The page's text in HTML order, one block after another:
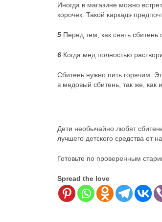
Иногда в магазине можно
корочек. Такой каркадэ
5 Перед тем, как снять сбитень
6 Когда мед полностью
Сбитень нужно пить горячим.
в медовый сбитень, так же, как
Дети необычайно любят
лучшего детского средства от
Готовьте по проверенным
Spread the love